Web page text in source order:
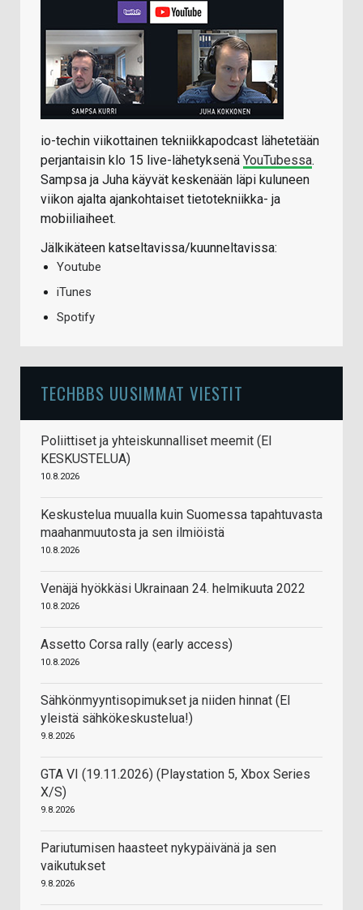
io-techin viikottainen tekniikkapodcast lähetetään
perjantaisin klo 15 live-lähetyksenä YouTubessa.
Sampsa ja Juha käyvät keskenään läpi kuluneen
viikon ajalta ajankohtaiset tietotekniikka- ja
mobiiliaiheet.
Jälkikäteen katseltavissa/kuunneltavissa:
Youtube
iTunes
Spotify
TECHBBS UUSIMMAT VIESTIT
Poliittiset ja yhteiskunnalliset meemit (EI
KESKUSTELUA)
10.8.2026
Keskustelua muualla kuin Suomessa tapahtuvasta
maahanmuutosta ja sen ilmiöistä
10.8.2026
Venäjä hyökkäsi Ukrainaan 24. helmikuuta 2022
10.8.2026
Assetto Corsa rally (early access)
10.8.2026
Sähkönmyyntisopimukset ja niiden hinnat (EI
yleistä sähkökeskustelua!)
9.8.2026
GTA VI (19.11.2026) (Playstation 5, Xbox Series
X/S)
9.8.2026
Pariutumisen haasteet nykypäivänä ja sen
vaikutukset
9.8.2026